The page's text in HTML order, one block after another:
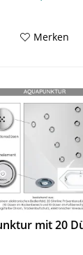
Merken
mit 20